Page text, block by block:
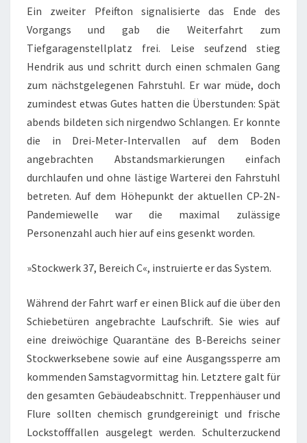
Ein zweiter Pfeifton signalisierte das Ende des
Vorgangs und gab die Weiterfahrt zum
Tiefgaragenstellplatz frei. Leise seufzend stieg
Hendrik aus und schritt durch einen schmalen Gang
zum nächstgelegenen Fahrstuhl. Er war müde, doch
zumindest etwas Gutes hatten die Überstunden: Spät
abends bildeten sich nirgendwo Schlangen. Er konnte
die in Drei-Meter-Intervallen auf dem Boden
angebrachten Abstandsmarkierungen einfach
durchlaufen und ohne lästige Warterei den Fahrstuhl
betreten. Auf dem Höhepunkt der aktuellen CP-2N-
Pandemiewelle war die maximal zulässige
Personenzahl auch hier auf eins gesenkt worden.
»Stockwerk 37, Bereich C«, instruierte er das System.
Während der Fahrt warf er einen Blick auf die über den
Schiebetüren angebrachte Laufschrift. Sie wies auf
eine dreiwöchige Quarantäne des B-Bereichs seiner
Stockwerksebene sowie auf eine Ausgangssperre am
kommenden Samstagvormittag hin. Letztere galt für
den gesamten Gebäudeabschnitt. Treppenhäuser und
Flure sollten chemisch grundgereinigt und frische
Lockstofffallen ausgelegt werden. Schulterzuckend